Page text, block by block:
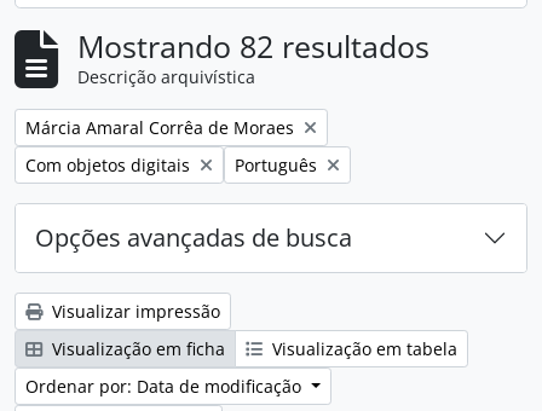
Mostrando 82 resultados
Descrição arquivística
Remover filtro:
Márcia Amaral Corrêa de Moraes
Remover filtro:
Com objetos digitais Remover filtro:
Português
Opções avançadas de busca
Visualizar impressão
Visualização em ficha
Visualização em tabela
Ordenar por: Data de modificação